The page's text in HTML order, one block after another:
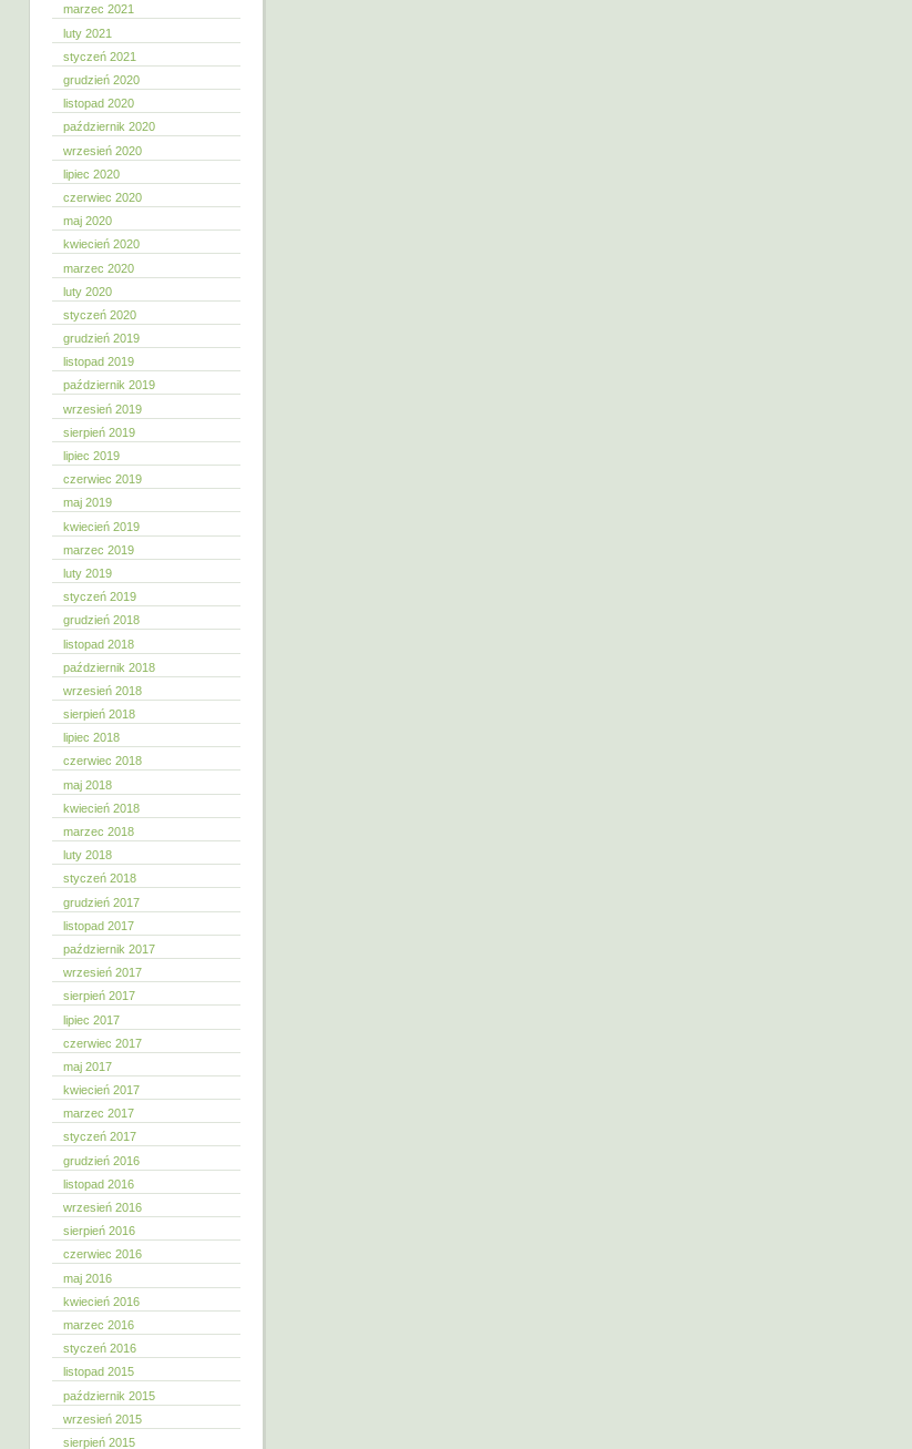
marzec 2021
luty 2021
styczeń 2021
grudzień 2020
listopad 2020
październik 2020
wrzesień 2020
lipiec 2020
czerwiec 2020
maj 2020
kwiecień 2020
marzec 2020
luty 2020
styczeń 2020
grudzień 2019
listopad 2019
październik 2019
wrzesień 2019
sierpień 2019
lipiec 2019
czerwiec 2019
maj 2019
kwiecień 2019
marzec 2019
luty 2019
styczeń 2019
grudzień 2018
listopad 2018
październik 2018
wrzesień 2018
sierpień 2018
lipiec 2018
czerwiec 2018
maj 2018
kwiecień 2018
marzec 2018
luty 2018
styczeń 2018
grudzień 2017
listopad 2017
październik 2017
wrzesień 2017
sierpień 2017
lipiec 2017
czerwiec 2017
maj 2017
kwiecień 2017
marzec 2017
styczeń 2017
grudzień 2016
listopad 2016
wrzesień 2016
sierpień 2016
czerwiec 2016
maj 2016
kwiecień 2016
marzec 2016
styczeń 2016
listopad 2015
październik 2015
wrzesień 2015
sierpień 2015